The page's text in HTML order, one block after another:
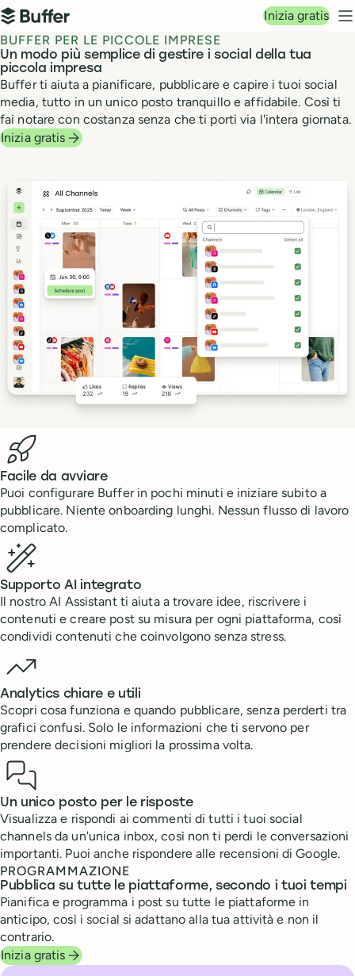
Navigazione principale
Buffer
Inizia gratis
BUFFER PER LE PICCOLE IMPRESE
Un modo più semplice di gestire i social della tua
piccola impresa
Buffer ti aiuta a pianificare, pubblicare e capire i tuoi social
media, tutto in un unico posto tranquillo e affidabile. Così ti
fai notare con costanza senza che ti porti via l'intera giornata.
Inizia gratis
Benefits
Facile da avviare
Puoi configurare Buffer in pochi minuti e iniziare subito a
pubblicare. Niente onboarding lunghi. Nessun flusso di lavoro
complicato.
Supporto AI integrato
Il nostro AI Assistant ti aiuta a trovare idee, riscrivere i
contenuti e creare post su misura per ogni piattaforma, così
condividi contenuti che coinvolgono senza stress.
Analytics chiare e utili
Scopri cosa funziona e quando pubblicare, senza perderti tra
grafici confusi. Solo le informazioni che ti servono per
prendere decisioni migliori la prossima volta.
Un unico posto per le risposte
Visualizza e rispondi ai commenti di tutti i tuoi social
channels da un'unica inbox, così non ti perdi le conversazioni
importanti. Puoi anche rispondere alle recensioni di Google.
PROGRAMMAZIONE
Pubblica su tutte le piattaforme, secondo i tuoi tempi
Pianifica e programma i post su tutte le piattaforme in
anticipo, così i social si adattano alla tua attività e non il
contrario.
Inizia gratis